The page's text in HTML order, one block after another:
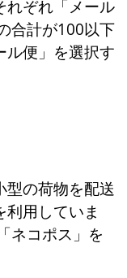
れぞれ「メール
合計が100以下
ル便」を選択す
型の荷物を配送
利用していま
ネコポス」を